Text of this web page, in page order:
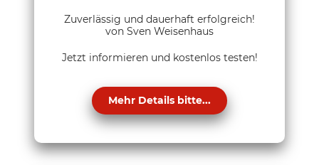
Zuverlässig und dauerhaft erfolgreich!
von Sven Weisenhaus
Jetzt informieren und kostenlos testen!
Mehr Details bitte...